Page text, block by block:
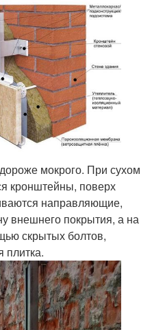
мокрого. При сухом
кронштейны, поверх
направляющие,
внешнего покрытия, а на
скрытых болтов,
плитка.